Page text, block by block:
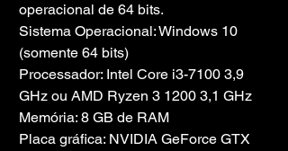
operacional de 64 bits.
Sistema Operacional: Windows 10
(somente 64 bits)
Processador: Intel Core i3-7100 3,9
GHz ou AMD Ryzen 3 1200 3,1 GHz
Memória: 8 GB de RAM
Placa gráfica: NVIDIA GeForce GTX